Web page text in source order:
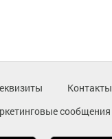
Контакты
сообщения